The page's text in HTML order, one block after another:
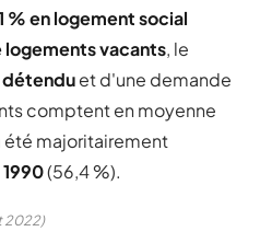
% en logement social
logements vacants, le
détenduet d'une demande
comptent en moyenne
été majoritairement
(56,4 %).
2022)